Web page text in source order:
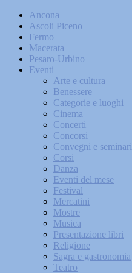
Ancona
Ascoli Piceno
Fermo
Macerata
Pesaro-Urbino
Eventi
Arte e cultura
Benessere
Categorie e luoghi
Cinema
Concerti
Concorsi
Convegni e seminari
Corsi
Danza
Eventi del mese
Festival
Mercatini
Mostre
Musica
Presentazione libri
Religione
Sagra e gastronomia
Teatro